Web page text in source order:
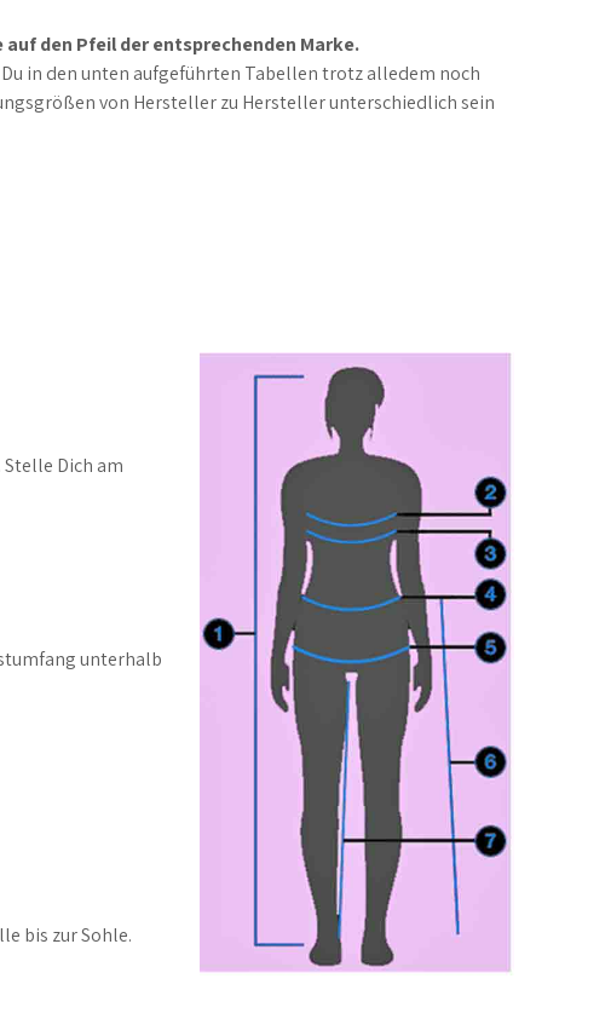
den Pfeil der entsprechenden Marke.
in den unten aufgeführten Tabellen trotz alledem noch
von Hersteller zu Hersteller unterschiedlich sein
Stelle Dich am
unterhalb
bis zur Sohle.